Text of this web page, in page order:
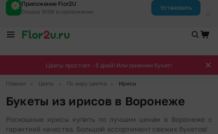
Приложение Flor2U
Скидка 300₽ в приложении
Установить
Цветы простоят - 5 дней! Или заменим букет!
Главная Цветы По виду цветка Ирисы
Букеты из ирисов в Воронеже
Роскошные ирисы купить по лучшим ценам в Воронеже с
гарантией качества. Большой ассортимент свежих букетов!